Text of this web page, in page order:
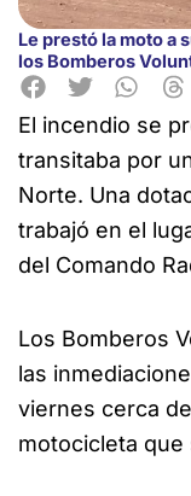
Le prestó la moto a
los Bomberos
El incendio se
transitaba por
Norte. Una
trabajó en el
del Comando
Los Bomberos
las
viernes cerca
motocicleta que